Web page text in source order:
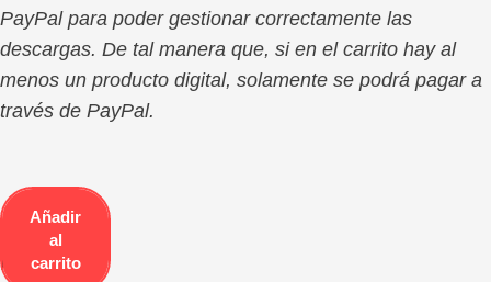
PayPal para poder gestionar correctamente las
descargas. De tal manera que, si en el carrito hay al
menos un producto digital, solamente se podrá pagar a
través de PayPal.
Añadir
al
carrito
Revista
PEONZA